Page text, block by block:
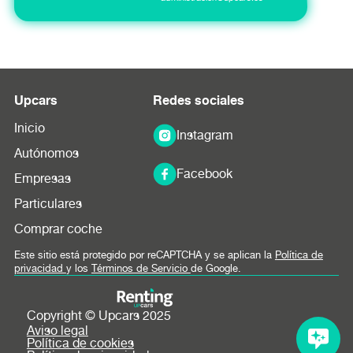
Upcars
Inicio
Autónomos
Empresas
Particulares
Comprar coche
Redes sociales
Instagram
Facebook
Este sitio está protegido por reCAPTCHA y se aplican la Política de
privacidad y los Términos de Servicio de Google.
Copyright © Upcars 2025
Aviso legal
Política de cookies